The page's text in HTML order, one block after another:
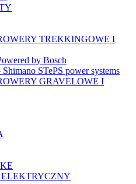
TREKKINGOWE I
by Bosch
STePS power systems
GRAVELOWE I